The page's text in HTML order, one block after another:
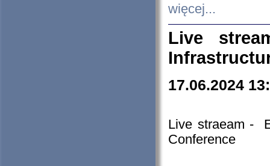
więcej...
Live
17.06.2024
Live straeam -
Conference